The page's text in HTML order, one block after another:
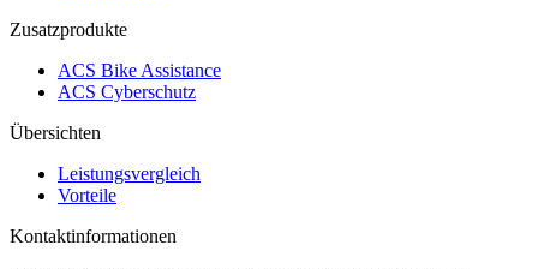
Zusatzprodukte
ACS Bike Assistance
ACS Cyberschutz
Übersichten
Leistungsvergleich
Vorteile
Kontaktinformationen